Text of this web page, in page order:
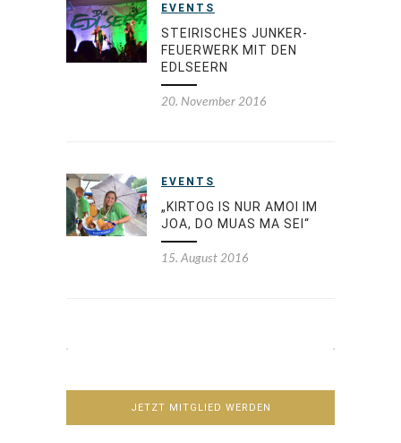
EVENTS
STEIRISCHES JUNKER-
FEUERWERK MIT DEN
EDLSEERN
20. November 2016
EVENTS
„KIRTOG IS NUR AMOI IM
JOA, DO MUAS MA SEI“
15. August 2016
JETZT MITGLIED WERDEN